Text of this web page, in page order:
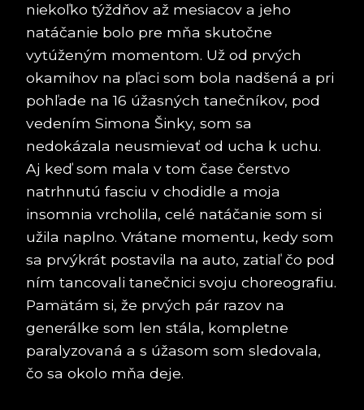
niekoľko týždňov až mesiacov a jeho
natáčanie bolo pre mňa skutočne
vytúženým momentom. Už od prvých
okamihov na pľaci som bola nadšená a pri
pohľade na 16 úžasných tanečníkov, pod
vedením Simona Šinky, som sa
nedokázala neusmievať od ucha k uchu.
Aj keď som mala v tom čase čerstvo
natrhnutú fasciu v chodidle a moja
insomnia vrcholila, celé natáčanie som si
užila naplno. Vrátane momentu, kedy som
sa prvýkrát postavila na auto, zatiaľ čo pod
ním tancovali tanečnici svoju choreografiu.
Pamätám si, že prvých pár razov na
generálke som len stála, kompletne
paralyzovaná a s úžasom som sledovala,
čo sa okolo mňa deje.